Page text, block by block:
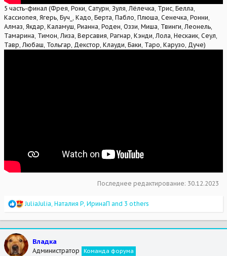
5 часть-финал (Фрея, Роки, Сатурн, Зуля, Лёлечка, Трис, Белла,
Кассиопея, Ягерь, Буч_, Кадо, Берта, Пабло, Плюша, Сенечка, Ронни,
Алмаз, Якдар, Каламуш, Рианна, Роден, Оззи, Миша, Твинги, Леонель,
Тамарина, Тимон, Лиза, Версавия, Рагнар, Кэнди, Лола, Нескаик, Сеул,
Тавр, Любаш, Тольгар, Декстор, Клауди, Баки, Таро, Карузо, Дуче)
Последнее редактирование: 30.12.2023
R
a
c
t
i
o
JuliaJulia Наталия Р ИринаП and 3 others
Владка
Администратор Команда форума